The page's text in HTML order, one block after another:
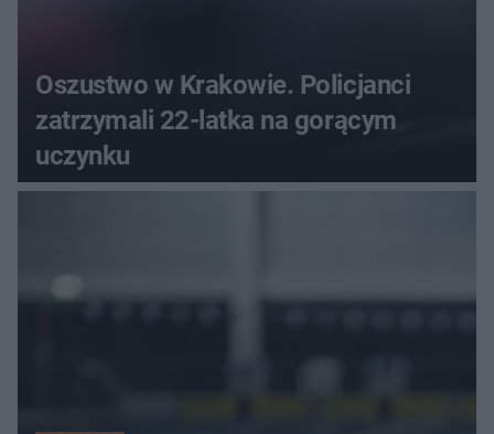
Oszustwo w Krakowie. Policjanci
zatrzymali 22-latka na gorącym
uczynku